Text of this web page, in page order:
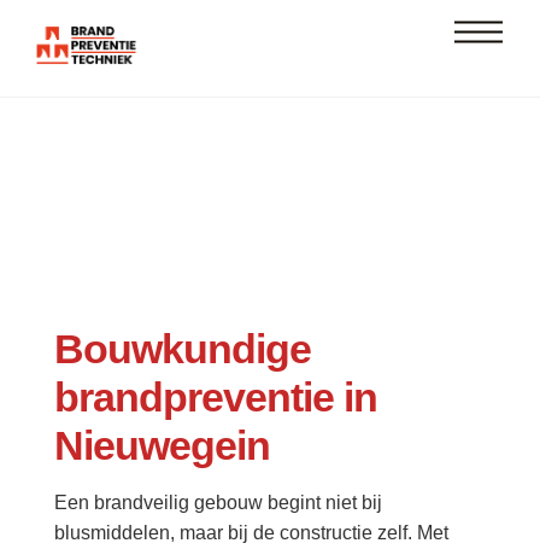
Bouwkundige
brandpreventie in
Nieuwegein
Een brandveilig gebouw begint niet bij
blusmiddelen, maar bij de constructie zelf. Met